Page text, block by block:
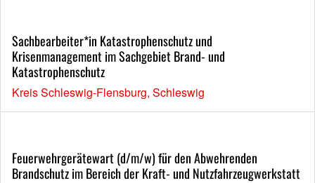
Sachbearbeiter*in Katastrophenschutz und
Krisenmanagement im Sachgebiet Brand- und
Katastrophenschutz
Kreis Schleswig-Flensburg, Schleswig
Feuerwehrgerätewart (d/m/w) für den Abwehrenden
Brandschutz im Bereich der Kraft- und Nutzfahrzeugwerkstatt